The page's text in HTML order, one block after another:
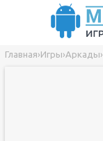
Главная›Игры›Аркады›